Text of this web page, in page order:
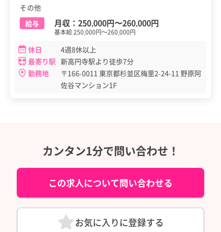
その他
給与
月収： 250,000円〜260,000円
基本給 250,000円～260,000円
休日
4週8休以上
最寄り駅 新高円寺駅より徒歩7分
勤務地
〒166-0011 東京都杉並区梅里2-24-11 野原阿
佐谷マンション1F
カンタン1分で問い合わせ！
この求人について問い合わせる
お気に入りに登録する